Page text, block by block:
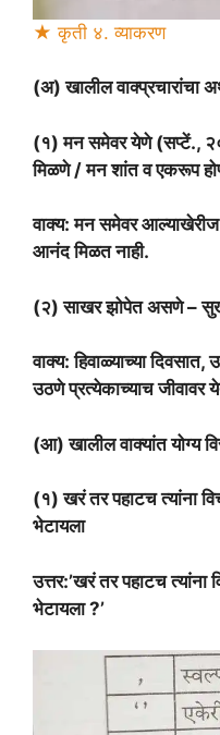
★ कृती ४. व्याकरण
(अ) खालील वाक्प्रचारांचा
(१) मन समेवर येणे (सप्टें.,
मिळणे / मन शांत व एकरूप
वाक्य: मन समेवर
आनंद मिळत नाही.
(२) साखर झोपेत असणे –
वाक्य: हिवाळ्याच्या
उठणे प्रत्येकाच्याच जीवावर
(आ) खालील वाक्यांत योग्य
(१) खरं तर पहाटच त्यांना
भेटायला
उत्तर:’खरं तर पहाटच
भेटायला ?’